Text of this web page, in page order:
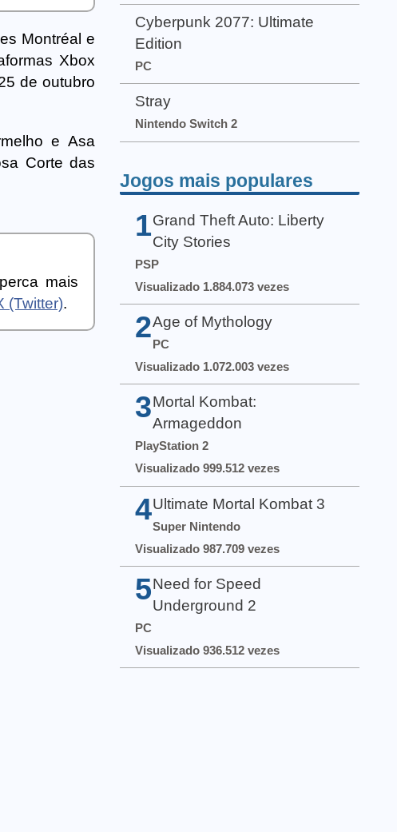
Montréal e
Xbox
de outubro
e Asa
Corte das
mais
(Twitter).
Cyberpunk 2077: Ultimate
Edition
PC
Stray
Nintendo Switch 2
Jogos mais populares
1 Grand Theft Auto: Liberty
City Stories
PSP
Visualizado 1.884.073 vezes
2Age of Mythology
PC
Visualizado 1.072.003 vezes
3 Mortal Kombat:
Armageddon
PlayStation 2
Visualizado 999.512 vezes
4 Ultimate Mortal Kombat 3
Super Nintendo
Visualizado 987.709 vezes
5 Need for Speed
Underground 2
PC
Visualizado 936.512 vezes